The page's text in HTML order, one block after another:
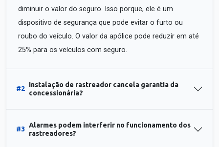
diminuir o valor do seguro. Isso porque, ele é um
dispositivo de segurança que pode evitar o furto ou
roubo do veículo. O valor da apólice pode reduzir em até
25% para os veículos com seguro.
#2
Instalação de rastreador cancela garantia da
concessionária?
#3
Alarmes podem interferir no funcionamento dos
rastreadores?